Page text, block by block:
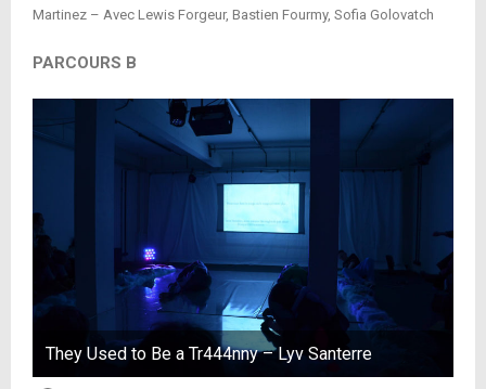
Martinez – Avec Lewis Forgeur, Bastien Fourmy, Sofia Golovatch
PARCOURS B
They Used to Be a Tr444nny – Lyv Santerre